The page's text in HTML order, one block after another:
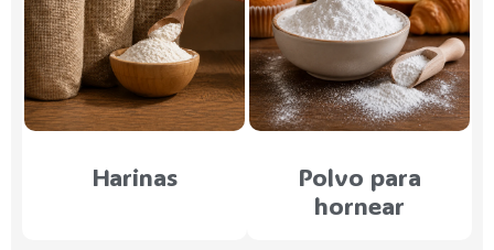
Harinas
Polvo para
hornear